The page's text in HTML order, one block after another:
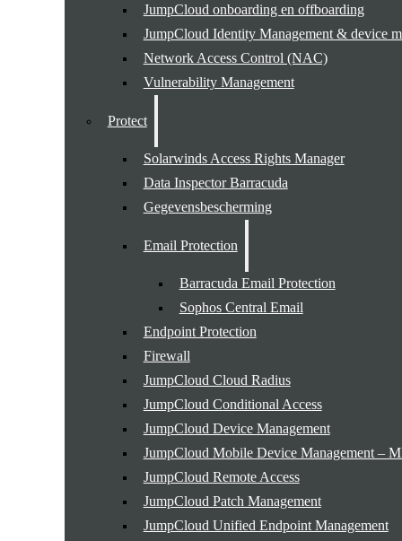
JumpCloud onboarding en offboarding
JumpCloud Identity Management & device
Network Access Control (NAC)
Vulnerability Management
Protect
Solarwinds Access Rights Manager
Data Inspector Barracuda
Gegevensbescherming
Email Protection
Barracuda Email Protection
Sophos Central Email
Endpoint Protection
Firewall
JumpCloud Cloud Radius
JumpCloud Conditional Access
JumpCloud Device Management
JumpCloud Mobile Device Management –
JumpCloud Remote Access
JumpCloud Patch Management
JumpCloud Unified Endpoint Management